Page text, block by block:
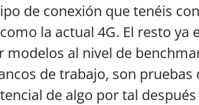
de conexión que tenéis
la actual 4G. El resto ya
al nivel de
de trabajo, son pruebas
de algo por tal